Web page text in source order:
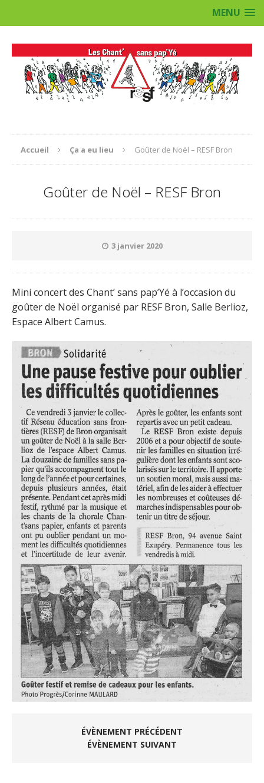
MENU
Accueil Ça a eu lieu Goûter de Noël – RESF Bron
Goûter de Noël – RESF Bron
3 janvier 2020
Mini concert des Chant’ sans pap’Yé à l’occasion du
goûter de Noël organisé par RESF Bron, Salle Berlioz,
Espace Albert Camus.
ÉVÈNEMENT PRÉCÉDENT
ÉVÈNEMENT SUIVANT